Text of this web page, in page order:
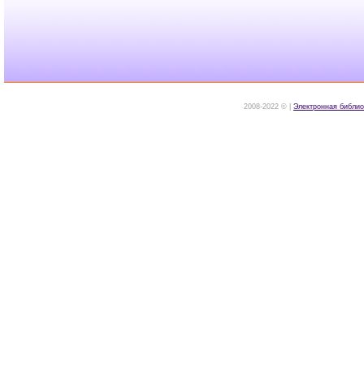
2008-2022 © | Электронная